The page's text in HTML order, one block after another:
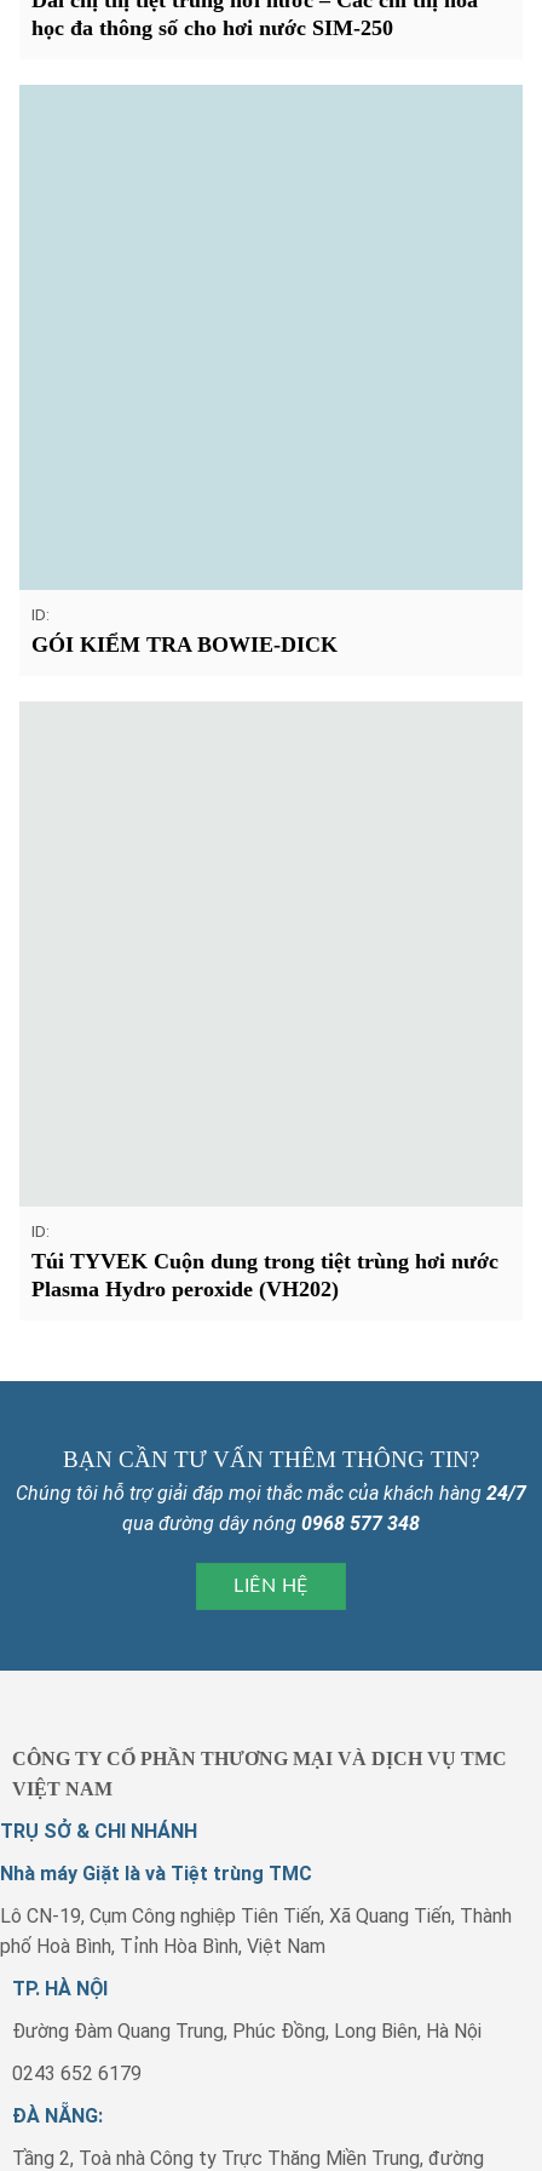
học đa thông số cho hơi nước SIM-250
ID:
GÓI KIỂM TRA BOWIE-DICK
ID:
Túi TYVEK Cuộn dung trong tiệt trùng hơi nước
Plasma Hydro peroxide (VH202)
BẠN CẦN TƯ VẤN THÊM THÔNG TIN?
Chúng tôi hỗ trợ giải đáp mọi thắc mắc của khách hàng 24/7
qua đường dây nóng 0968 577 348
LIÊN HỆ
CÔNG TY CỔ PHẦN THƯƠNG MẠI VÀ DỊCH VỤ TMC
VIỆT NAM
TRỤ SỞ & CHI NHÁNH
Nhà máy Giặt là và Tiệt trùng TMC
Lô CN-19, Cụm Công nghiệp Tiên Tiến, Xã Quang Tiến, Thành
phố Hoà Bình, Tỉnh Hòa Bình, Việt Nam
TP. HÀ NỘI
Đường Đàm Quang Trung, Phúc Đồng, Long Biên, Hà Nội
0243 652 6179
ĐÀ NẴNG:
Tầng 2, Toà nhà Công ty Trực Thăng Miền Trung, đường